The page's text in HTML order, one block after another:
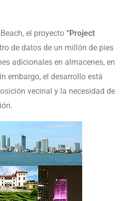
el proyecto “Project
de datos de un millón de pies
adicionales en almacenes, en
embargo, el desarrollo está
vecinal y la necesidad de